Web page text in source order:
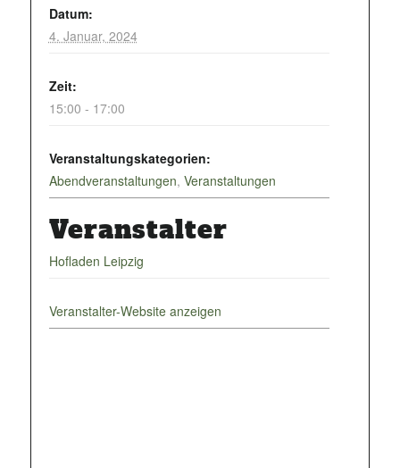
Datum:
4. Januar, 2024
Zeit:
15:00 - 17:00
Veranstaltungskategorien:
Abendveranstaltungen, Veranstaltungen
Veranstalter
Hofladen Leipzig
Veranstalter-Website anzeigen